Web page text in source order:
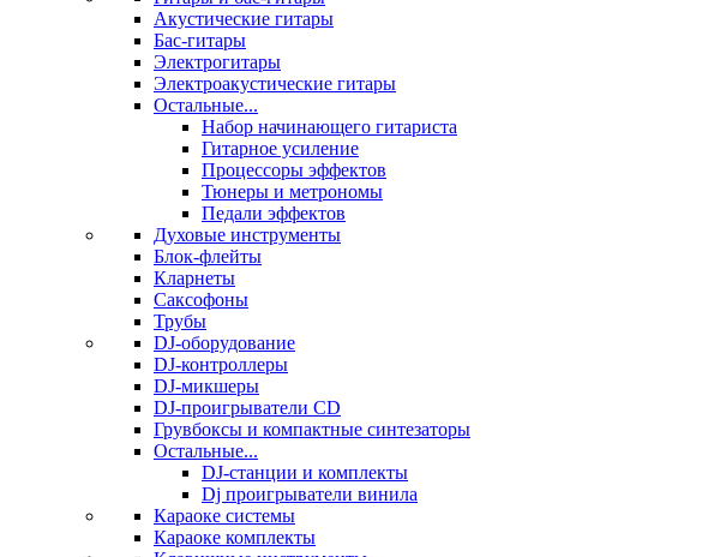
Акустические гитары
Бас-гитары
Электрогитары
Электроакустические гитары
Остальные...
Набор начинающего гитариста
Гитарное усиление
Процессоры эффектов
Тюнеры и метрономы
Педали эффектов
Духовые инструменты
Блок-флейты
Кларнеты
Саксофоны
Трубы
DJ-оборудование
DJ-контроллеры
DJ-микшеры
DJ-проигрыватели CD
Грувбоксы и компактные синтезаторы
Остальные...
DJ-станции и комплекты
Dj проигрыватели винила
Караоке системы
Караоке комплекты